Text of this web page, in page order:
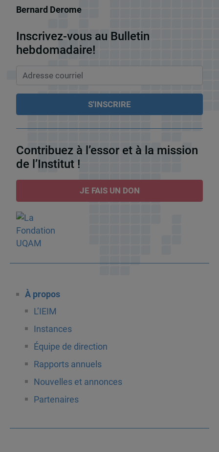
Bernard Derome
Inscrivez-vous au Bulletin
hebdomadaire!
Contribuez à l’essor et à la mission
de l’Institut !
JE FAIS UN DON
À propos
L’IEIM
Instances
Équipe de direction
Rapports annuels
Nouvelles et annonces
Partenaires